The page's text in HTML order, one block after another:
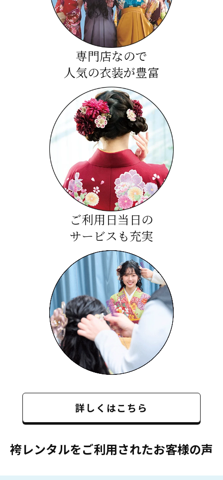
専門店なので
人気の衣装が豊富
ご利用日当日の
サービスも充実
詳しくはこちら
袴レンタルをご利用されたお客様の声